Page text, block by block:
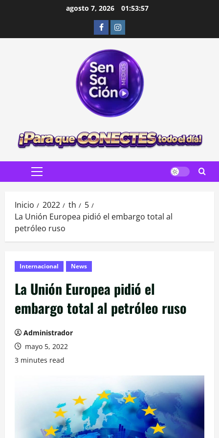
agosto 7, 2026 01:53:58
FacebookInstagram
Menú
Inicio 2022 th
5
La Unión Europea pidió el embargo total al
petróleo ruso
Internacional News
La Unión Europea pidió el
embargo total al petróleo ruso
Administrador
mayo 5, 2022
3 minutes read